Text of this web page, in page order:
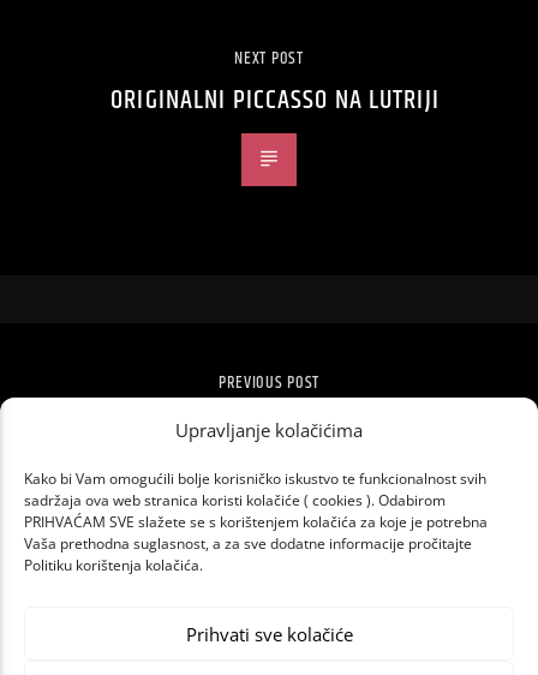
Upravljanje kolačićima
Kako bi Vam omogućili bolje korisničko iskustvo te funkcionalnost svih
sadržaja ova web stranica koristi kolačiće ( cookies ). Odabirom
PRIHVAĆAM SVE slažete se s korištenjem kolačića za koje je potrebna
Vaša prethodna suglasnost, a za sve dodatne informacije pročitajte
Politiku korištenja kolačića.
Prihvati sve kolačiće
NEXT POST
ORIGINALNI PICCASSO NA LUTRIJI
PREVIOUS POST
NOMINACIJE ZA 27. PORIN